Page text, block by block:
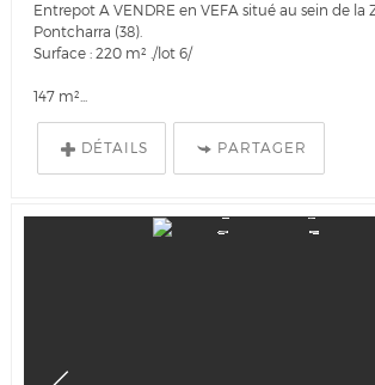
Entrepot A VENDRE en VEFA situé au sein de la
Pontcharra (38).
Surface : 220 m² ./lot 6/
147 m²...
DÉTAILS PARTAGER